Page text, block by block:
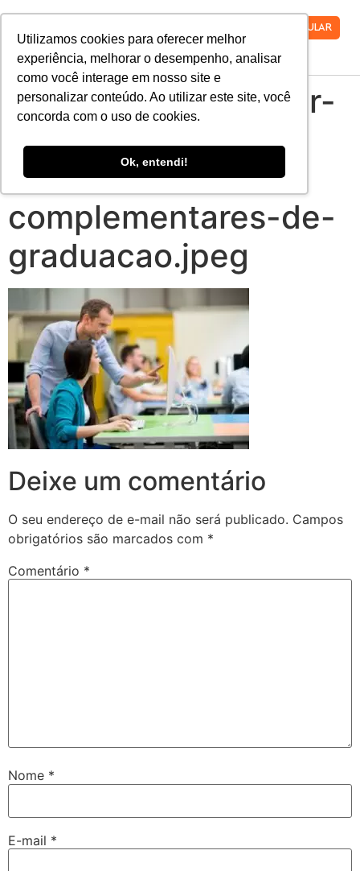
Utilizamos cookies para oferecer melhor
experiência, melhorar o desempenho, analisar
como você interage em nosso site e
personalizar conteúdo. Ao utilizar este site, você
concorda com o uso de cookies.
Ok, entendi!
VESTIBULAR
afinal-e-preciso-dar-
atencao-para-as-
atividades-
complementares-de-
graduacao.jpeg
Deixe um comentário
O seu endereço de e-mail não será publicado. Campos
obrigatórios são marcados com *
Comentário *
Nome *
E-mail *